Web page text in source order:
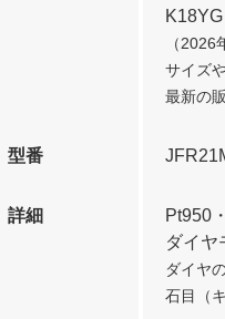
（2026
サイズ
最新の
型番
詳細
Pt950
ダイ
ダイヤ
石目（